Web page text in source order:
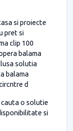
si proiecte
pret si
clip 100
balama
solutia
balama
d
o solutie
si